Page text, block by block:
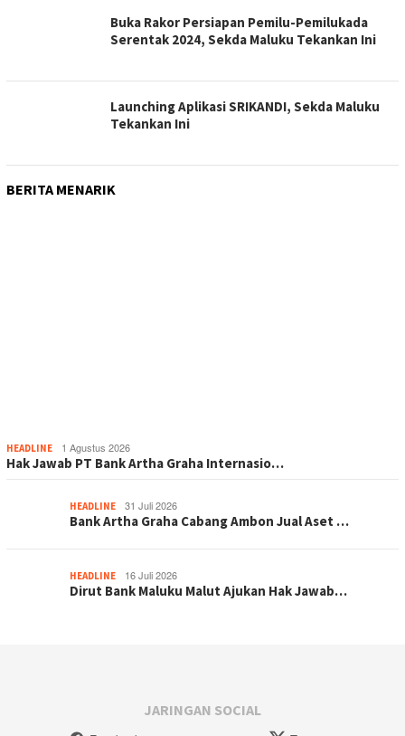
Buka Rakor Persiapan Pemilu-Pemilukada
Serentak 2024, Sekda Maluku Tekankan Ini
Launching Aplikasi SRIKANDI, Sekda Maluku
Tekankan Ini
BERITA MENARIK
HEADLINE 1 Agustus 2026
Hak Jawab PT Bank Artha Graha Internasio…
HEADLINE 31 Juli 2026
Bank Artha Graha Cabang Ambon Jual Aset …
HEADLINE 16 Juli 2026
Dirut Bank Maluku Malut Ajukan Hak Jawab…
JARINGAN SOCIAL